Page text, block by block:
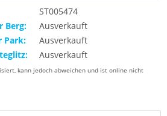
ST005474
Berg:
Ausverkauft
Park:
Ausverkauft
Ausverkauft
kann jedoch abweichen und ist online nicht